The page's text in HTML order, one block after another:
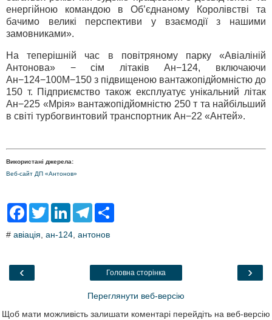
енергійною командою в Об’єднаному Королівстві та
бачимо великі перспективи у взаємодії з нашими
замовниками».
На теперішній час в повітряному парку «Авіаліній
Антонова» − сім літаків Ан−124, включаючи
Ан−124−100М−150 з підвищеною вантажопідйомністю до
150 т. Підприємство також експлуатує унікальний літак
Ан−225 «Мрія» вантажопідйомністю 250 т та найбільший
в світі турбогвинтовий транспортник Ан−22 «Антей».
Використані джерела:
Веб-сайт ДП «Антонов»
F
e
o
T
t
L
k
T
e
a
# авіація, ан-124, антонов
‹ ›
Головна сторінка
Переглянути веб-версію
Щоб мати можливість залишати коментарі перейдіть на веб-версію